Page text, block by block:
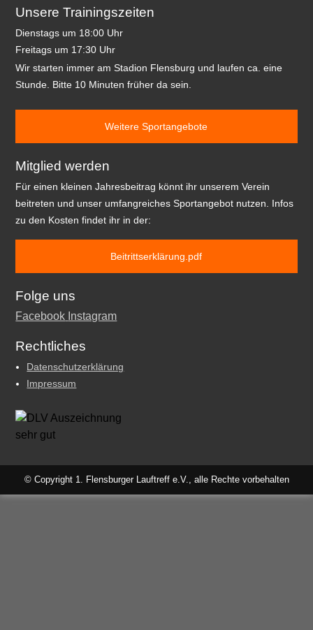
Unsere Trainingszeiten
Dienstags um 18:00 Uhr
Freitags um 17:30 Uhr
Wir starten immer am Stadion Flensburg und laufen ca. eine
Stunde. Bitte 10 Minuten früher da sein.
Weitere Sportangebote
Mitglied werden
Für einen kleinen Jahresbeitrag könnt ihr unserem Verein
beitreten und unser umfangreiches Sportangebot nutzen. Infos
zu den Kosten findet ihr in der:
Beitrittserklärung.pdf
Folge uns
Facebook Instagram
Rechtliches
Datenschutzerklärung
Impressum
© Copyright 1. Flensburger Lauftreff e.V., alle Rechte vorbehalten